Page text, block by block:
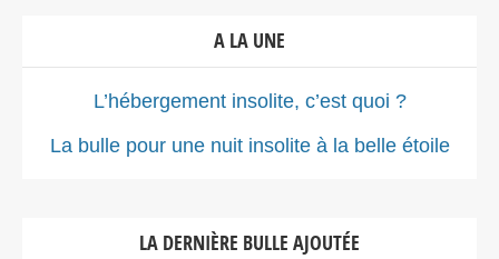
A LA UNE
L’hébergement insolite, c’est quoi ?
La bulle pour une nuit insolite à la belle étoile
LA DERNIÈRE BULLE AJOUTÉE